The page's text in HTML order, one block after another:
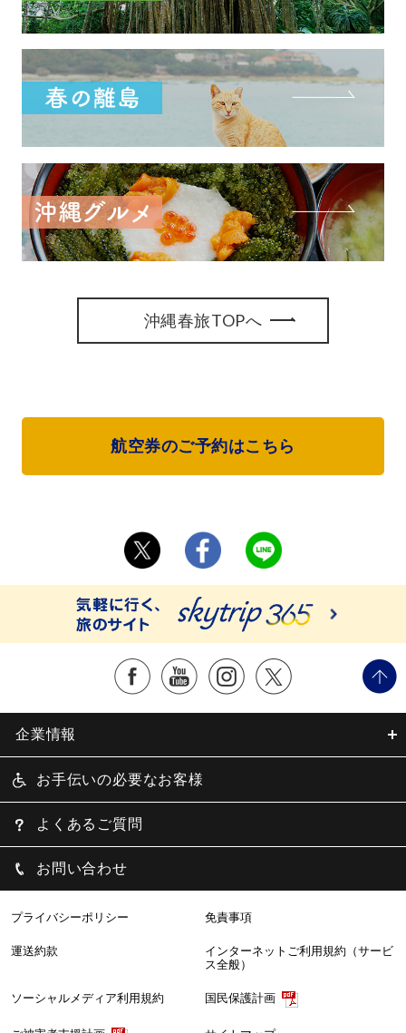
沖縄春旅TOPへ
航空券のご予約はこちら
企業情報
お手伝いの必要なお客様
よくあるご質問
お問い合わせ
プライバシーポリシー 免責事項
運送約款
インターネットご利用規約（サービ
ス全般）
ソーシャルメディア利用規約 国民保護計画